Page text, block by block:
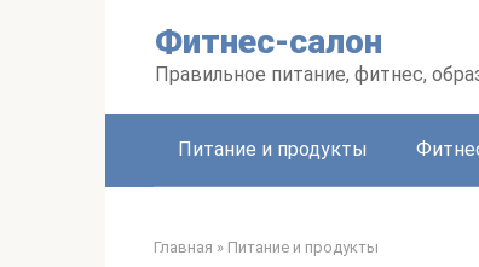
Фитнес-салон
Правильное питание, фитнес,
Питание и продукты
Главная » Питание и продукты